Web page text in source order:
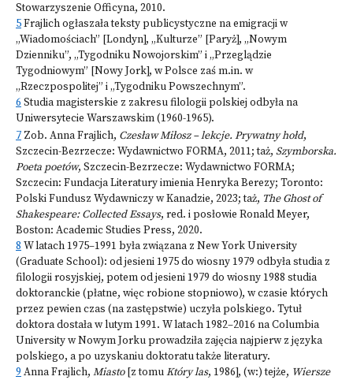
Stowarzyszenie Officyna, 2010.
5Frajlich ogłaszała teksty publicystyczne na emigracji w
„Wiadomościach” [Londyn], „Kulturze” [Paryż], „Nowym
Dzienniku”, „Tygodniku Nowojorskim” i „Przeglądzie
Tygodniowym” [Nowy Jork], w Polsce zaś m.in. w
„Rzeczpospolitej” i „Tygodniku Powszechnym”.
6 Studia magisterskie z zakresu filologii polskiej odbyła na
Uniwersytecie Warszawskim(1960-1965).
7 Zob. Anna Frajlich, Czesław Miłosz – lekcje. Prywatny hołd,
Szczecin-Bezrzecze: Wydawnictwo FORMA, 2011; taż, Szymborska.
Poeta poetów, Szczecin-Bezrzecze: Wydawnictwo FORMA;
Szczecin: Fundacja Literatury imienia Henryka Berezy; Toronto:
Polski Fundusz Wydawniczy w Kanadzie, 2023; taż, The Ghost of
Shakespeare: Collected Essays, red. i posłowie Ronald Meyer,
Boston: Academic Studies Press, 2020.
8 W latach 1975–1991 była związana z New York University
(Graduate School): od jesieni 1975 do wiosny 1979 odbyła studia z
filologii rosyjskiej, potem od jesieni 1979 do wiosny 1988 studia
doktoranckie (płatne, więc robione stopniowo), w czasie których
przez pewien czas (na zastępstwie) uczyła polskiego. Tytuł
doktora dostała w lutym 1991. W latach 1982–2016 na Columbia
University w Nowym Jorku prowadziła zajęcia najpierw z języka
polskiego, a po uzyskaniu doktoratu także literatury.
9 Anna Frajlich, Miasto [z tomuKtóry las, 1986], (w:) tejże, Wiersze